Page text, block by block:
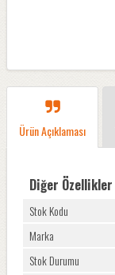
Ürün Açıklaması
Diğer Özellikler
Stok Kodu
Marka
Stok Durumu